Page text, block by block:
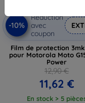
-10%
Réduction
avec
coupon
Film de protection 3mk
pour Motorola Moto
Power
12,90 €
11,62 €
En stock > 5